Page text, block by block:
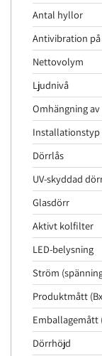
Antal hyllor
Antivibration
Nettovolym
Ljudnivå
Omhängning
Installationstyp
Dörrlås
UV-skyddad
Glasdörr
Aktivt kolfilter
LED-belysning
Ström
Produktmått
Emballagemått
Dörrhöjd